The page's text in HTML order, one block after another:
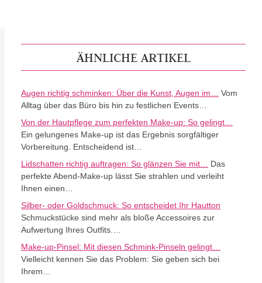
ÄHNLICHE ARTIKEL
Augen richtig schminken: Über die Kunst, Augen im…
Vom
Alltag über das Büro bis hin zu festlichen Events…
Von der Hautpflege zum perfekten Make-up: So gelingt…
Ein gelungenes Make-up ist das Ergebnis sorgfältiger
Vorbereitung. Entscheidend ist…
Lidschatten richtig auftragen: So glänzen Sie mit…
Das
perfekte Abend-Make-up lässt Sie strahlen und verleiht
Ihnen einen…
Silber- oder Goldschmuck: So entscheidet Ihr Hautton
Schmuckstücke sind mehr als bloße Accessoires zur
Aufwertung Ihres Outfits.…
Make-up-Pinsel: Mit diesen Schmink-Pinseln gelingt…
Vielleicht kennen Sie das Problem: Sie geben sich bei
Ihrem…